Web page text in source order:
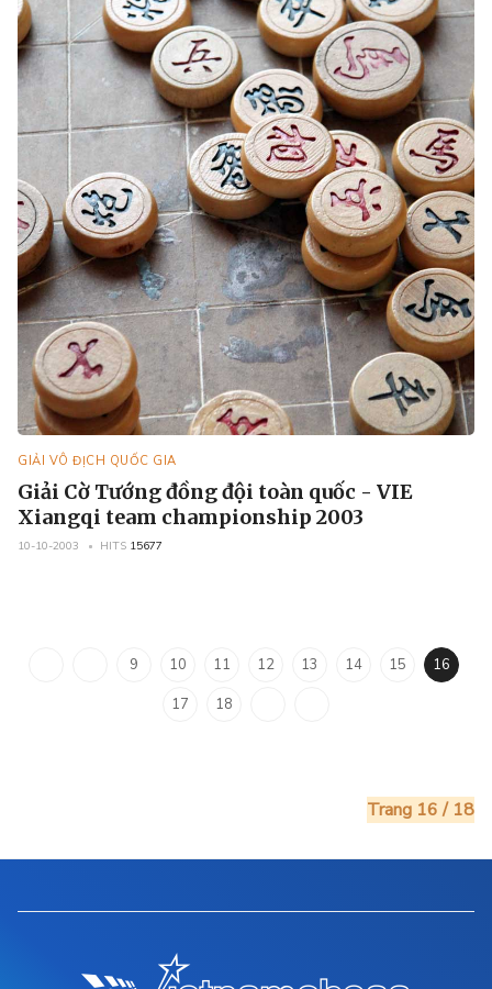
GIẢI VÔ ĐỊCH QUỐC GIA
Giải Cờ Tướng đồng đội toàn quốc - VIE
Xiangqi team championship 2003
10-10-2003 HITS 15677
9 10 11 12 13 14 15
16
17
18
Trang 16 / 18